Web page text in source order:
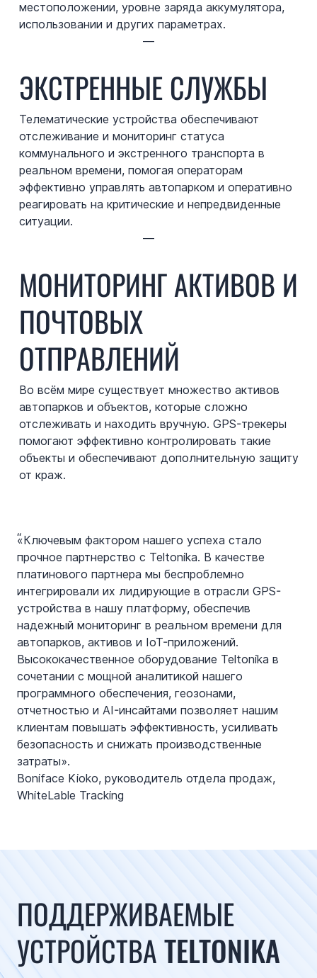
местоположении, уровне заряда аккумулятора,
использовании и других параметрах.
—
ЭКСТРЕННЫЕ СЛУЖБЫ
Телематические устройства обеспечивают
отслеживание и мониторинг статуса
коммунального и экстренного транспорта в
реальном времени, помогая операторам
эффективно управлять автопарком и оперативно
реагировать на критические и непредвиденные
ситуации.
—
МОНИТОРИНГ АКТИВОВ И
ПОЧТОВЫХ
ОТПРАВЛЕНИЙ
Во всём мире существует множество активов
автопарков и объектов, которые сложно
отслеживать и находить вручную. GPS-трекеры
помогают эффективно контролировать такие
объекты и обеспечивают дополнительную защиту
от краж.
“
«Ключевым фактором нашего успеха стало
прочное партнерство с Teltonika. В качестве
платинового партнера мы беспроблемно
интегрировали их лидирующие в отрасли GPS-
устройства в нашу платформу, обеспечив
надежный мониторинг в реальном времени для
автопарков, активов и IoT-приложений.
Высококачественное оборудование Teltonika в
сочетании с мощной аналитикой нашего
программного обеспечения, геозонами,
отчетностью и AI-инсайтами позволяет нашим
клиентам повышать эффективность, усиливать
безопасность и снижать производственные
затраты».
Boniface Kioko, руководитель отдела продаж,
WhiteLable Tracking
ПОДДЕРЖИВАЕМЫЕ
УСТРОЙСТВА TELTONIKA